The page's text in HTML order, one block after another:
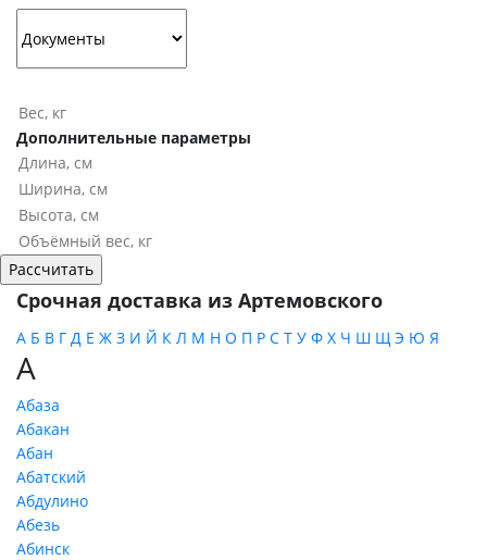
Дополнительные параметры
Срочная доставка из Артемовского
А Б В Г Д Е Ж З И Й К Л М Н О П Р С Т У Ф Х Ч Ш Щ Э Ю Я
А
Абаза
Абакан
Абан
Абатский
Абдулино
Абезь
Абинск